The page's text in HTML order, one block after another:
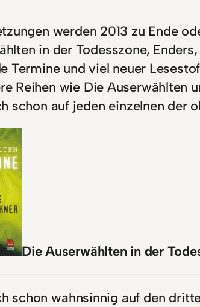
werden 2013 zu Ende
in der Todesszone,
Termine und viel neuer
Reihen wie Die Auserwählten
schon auf jeden einzelnen der
Die Auserwählten in der
schon wahnsinnig auf den